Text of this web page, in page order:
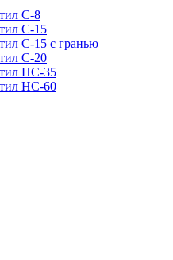
С-8
С-15
C-15 с гранью
C-20
НС-35
НС-60